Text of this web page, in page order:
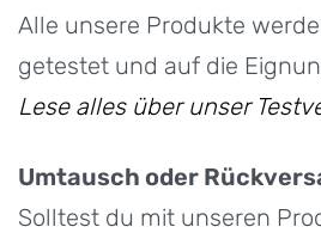
Alle unsere Produkte
getestet und auf die
Lese alles über unser
Umtausch oder
Solltest du mit unseren